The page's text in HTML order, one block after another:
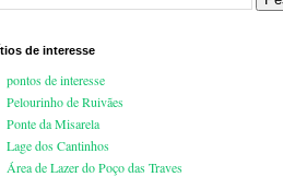
de interesse
pontos de interesse
Pelourinho de Ruivães
Ponte da Misarela
Lage dos Cantinhos
Área de Lazer do Poço das Traves